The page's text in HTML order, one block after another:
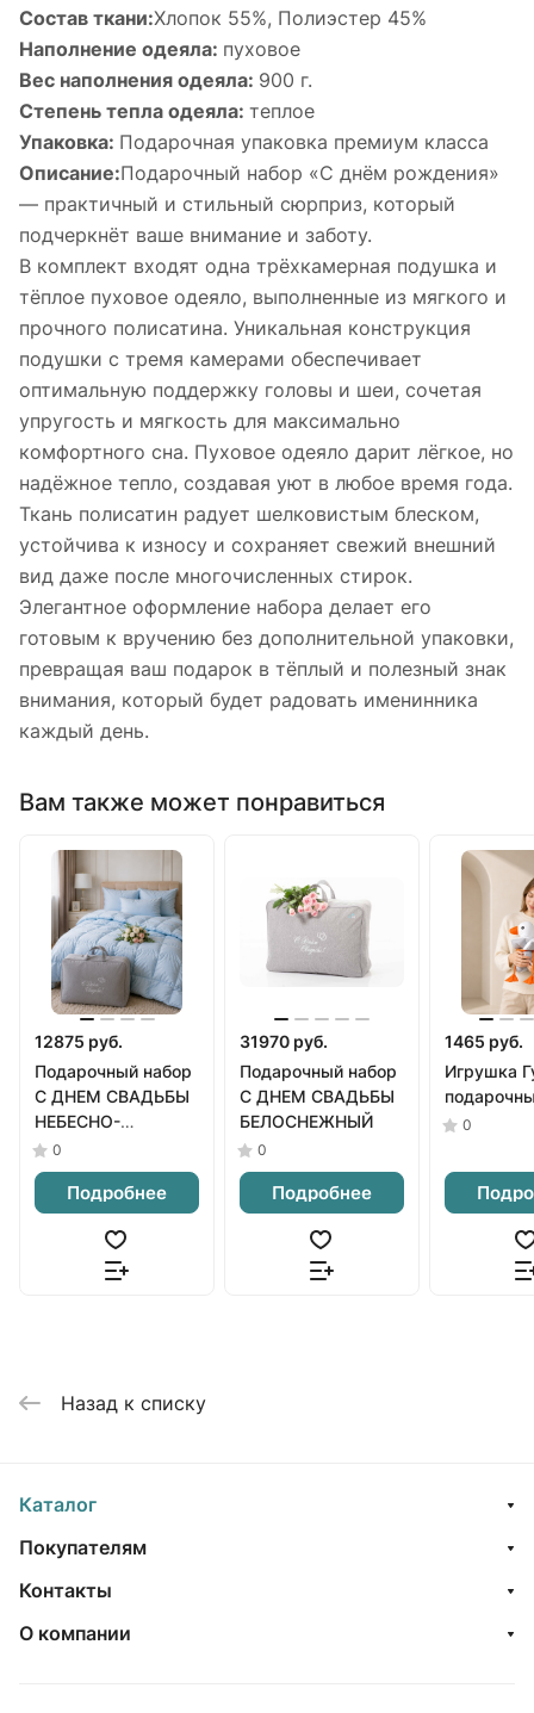
Состав ткани:Хлопок 55%, Полиэстер 45%
Наполнение одеяла: пуховое
Вес наполнения одеяла: 900 г.
Степень тепла одеяла: теплое
Упаковка: Подарочная упаковка премиум класса
Описание:Подарочный набор «С днём рождения»
— практичный и стильный сюрприз, который
подчеркнёт ваше внимание и заботу.
В комплект входят одна трёхкамерная подушка и
тёплое пуховое одеяло, выполненные из мягкого и
прочного полисатина. Уникальная конструкция
подушки с тремя камерами обеспечивает
оптимальную поддержку головы и шеи, сочетая
упругость и мягкость для максимально
комфортного сна. Пуховое одеяло дарит лёгкое, но
надёжное тепло, создавая уют в любое время года.
Ткань полисатин радует шелковистым блеском,
устойчива к износу и сохраняет свежий внешний
вид даже после многочисленных стирок.
Элегантное оформление набора делает его
готовым к вручению без дополнительной упаковки,
превращая ваш подарок в тёплый и полезный знак
внимания, который будет радовать именинника
каждый день.
Вам также может понравиться
12875 руб.
Подарочный набор
С ДНЕМ СВАДЬБЫ
НЕБЕСНО-
ГОЛУБОЙ
0
Подробнее
31970 руб.
Подарочный набор
С ДНЕМ СВАДЬБЫ
БЕЛОСНЕЖНЫЙ
0
Подробнее
1465 руб.
Игрушка
0
Назад к списку
Каталог
Покупателям
Контакты
О компании